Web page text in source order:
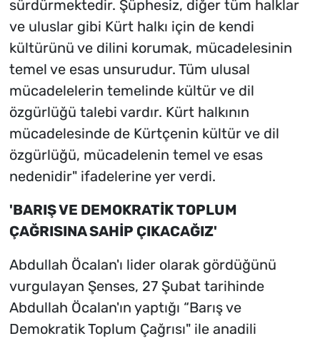
sürdürmektedir. Şüphesiz, diğer tüm halklar
ve uluslar gibi Kürt halkı için de kendi
kültürünü ve dilini korumak, mücadelesinin
temel ve esas unsurudur. Tüm ulusal
mücadelelerin temelinde kültür ve dil
özgürlüğü talebi vardır. Kürt halkının
mücadelesinde de Kürtçenin kültür ve dil
özgürlüğü, mücadelenin temel ve esas
nedenidir" ifadelerine yer verdi.
'BARIŞ VE DEMOKRATİK TOPLUM
ÇAĞRISINA SAHİP ÇIKACAĞIZ'
Abdullah Öcalan'ı lider olarak gördüğünü
vurgulayan Şenses, 27 Şubat tarihinde
Abdullah Öcalan'ın yaptığı “Barış ve
Demokratik Toplum Çağrısı" ile anadili